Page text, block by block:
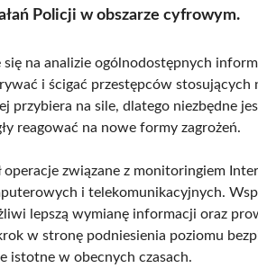
Policji w obszarze cyfrowym.
na analizie ogólnodostępnych
i ścigać przestępców stosujących
na sile, dlatego niezbędne
reagować na nowe formy zagrożeń.
związane z monitoringiem
i telekomunikacyjnych.
lepszą wymianę informacji oraz
w stronę podniesienia poziomu
istotne w obecnych czasach.